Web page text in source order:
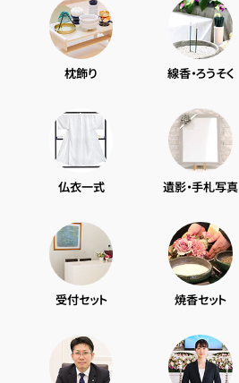
枕飾り 線香・ろうそく
仏衣一式 遺影・手札写真
受付セット 焼香セット